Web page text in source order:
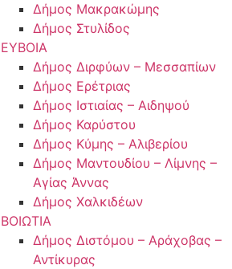
Δήμος Μακρακώμης
Δήμος Στυλίδος
ΕΥΒΟΙΑ
Δήμος Διρφύων – Μεσσαπίων
Δήμος Ερέτριας
Δήμος Ιστιαίας – Αιδηψού
Δήμος Καρύστου
Δήμος Κύμης – Αλιβερίου
Δήμος Μαντουδίου – Λίμνης –
Αγίας Άννας
Δήμος Χαλκιδέων
ΒΟΙΩΤΙΑ
Δήμος Διστόμου – Αράχοβας –
Αντίκυρας